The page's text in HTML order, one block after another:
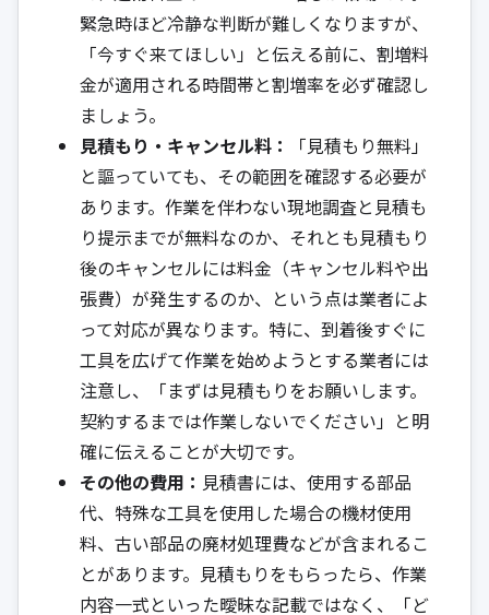
緊急時ほど冷静な判断が難しくなりますが、
「今すぐ来てほしい」と伝える前に、割増料
金が適用される時間帯と割増率を必ず確認し
ましょう。
見積もり・キャンセル料：
「見積もり無料」
と謳っていても、その範囲を確認する必要が
あります。作業を伴わない現地調査と見積も
り提示までが無料なのか、それとも見積もり
後のキャンセルには料金（キャンセル料や出
張費）が発生するのか、という点は業者によ
って対応が異なります。特に、到着後すぐに
工具を広げて作業を始めようとする業者には
注意し、「まずは見積もりをお願いします。
契約するまでは作業しないでください」と明
確に伝えることが大切です。
その他の費用： 見積書には、使用する部品
代、特殊な工具を使用した場合の機材使用
料、古い部品の廃材処理費などが含まれるこ
とがあります。見積もりをもらったら、作業
内容一式といった曖昧な記載ではなく、「ど